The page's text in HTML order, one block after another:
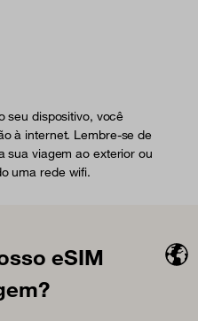
seu dispositivo, você
à internet. Lembre-se de
sua viagem ao exterior ou
uma rede wifi.
eSIM